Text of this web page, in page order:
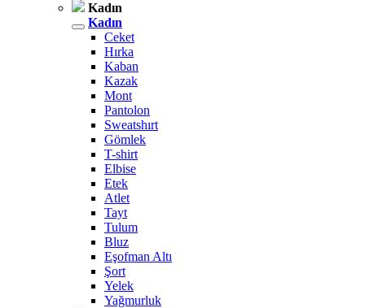
Kadın
Kadın
Ceket
Hırka
Kaban
Kazak
Mont
Pantolon
Sweatshırt
Gömlek
T-shirt
Elbise
Etek
Atlet
Tayt
Tulum
Bluz
Eşofman Altı
Şort
Yelek
Yağmurluk